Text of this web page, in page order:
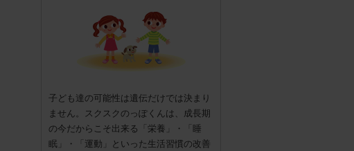
子ども達の可能性は遺伝だけでは決まり
ません。スクスクのっぽくんは、成長期
の今だからこそ出来る「栄養」・「睡
眠」・「運動」といった生活習慣の改善